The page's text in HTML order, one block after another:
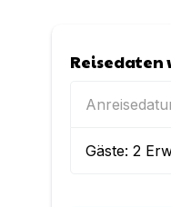
Reisedaten
Gäste:2